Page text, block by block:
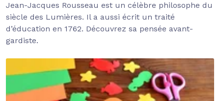
Jean-Jacques Rousseau est un célèbre philosophe du
siècle des Lumières. Il a aussi écrit un traité
d’éducation en 1762. Découvrez sa pensée avant-
gardiste.